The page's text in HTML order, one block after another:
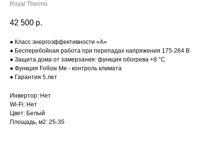
Royal Thermo
42 500 р.
● Класс энергоэффективности «A»
● Бесперебойная работа при перепадах напряжения 175-264 В
● Защита дома от замерзания: функция обогрева +8 °С
● Функция Follow Me - контроль климата
● Гарантия 5 лет
Инвертор: Нет
Wi-Fi: Нет
Цвет: Белый
Площадь, м2: 25-35